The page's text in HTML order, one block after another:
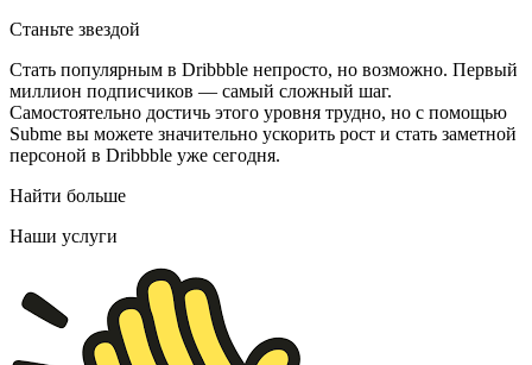
Станьте звездой
Стать популярным в Dribbble непросто, но возможно. Первый
миллион подписчиков — самый сложный шаг.
Самостоятельно достичь этого уровня трудно, но с помощью
Subme вы можете значительно ускорить рост и стать заметной
персоной в Dribbble уже сегодня.
Найти больше
Наши услуги